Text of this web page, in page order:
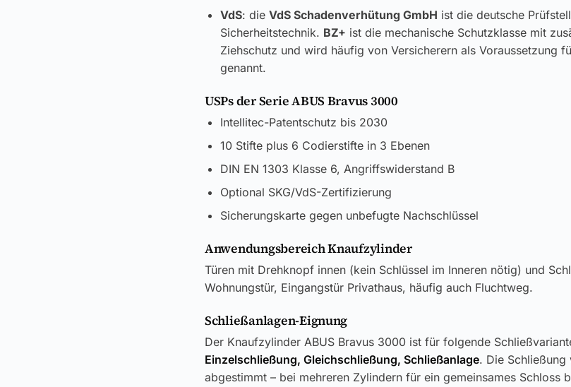
VdS: die VdS Schadenverhütung GmbH ist die deutsche
Sicherheitstechnik. BZ+ ist die mechanische Schutzklasse mit
Ziehschutz und wird häufig von Versicherern als Voraussetzung
genannt.
USPs der Serie ABUS Bravus 3000
Intellitec-Patentschutz bis 2030
10 Stifte plus 6 Codierstifte in 3 Ebenen
DIN EN 1303 Klasse 6, Angriffswiderstand B
Optional SKG/VdS-Zertifizierung
Sicherungskarte gegen unbefugte Nachschlüssel
Anwendungsbereich Knaufzylinder
Türen mit Drehknopf innen (kein Schlüssel im Inneren nötig) und
Wohnungstür, Eingangstür Privathaus, häufig auch Fluchtweg.
Schließanlagen-Eignung
Der Knaufzylinder ABUS Bravus 3000 ist für folgende
Einzelschließung, Gleichschließung, Schließanlage. Die
abgestimmt – bei mehreren Zylindern für ein gemeinsames Schloss